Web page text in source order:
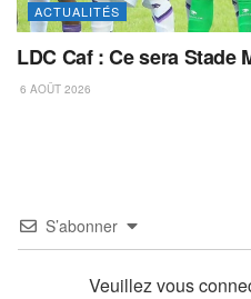
ACTUALITÉS
LDC Caf : Ce sera Stade
6 AOÛT 2026
S’abonner
Veuillez vous